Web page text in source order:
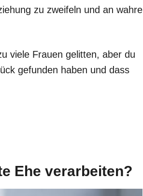
zu zweifeln und an wahre
viele Frauen gelitten, aber du
gefunden haben und dass
Ehe verarbeiten?